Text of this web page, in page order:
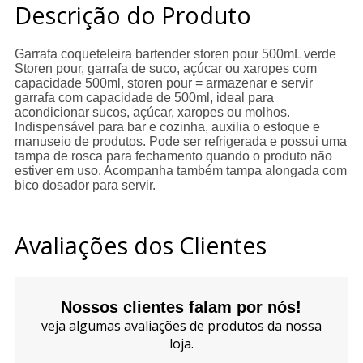
Descrição do Produto
Garrafa coqueteleira bartender storen pour 500mL verde
Storen pour, garrafa de suco, açúcar ou xaropes com
capacidade 500ml, storen pour = armazenar e servir
garrafa com capacidade de 500ml, ideal para
acondicionar sucos, açúcar, xaropes ou molhos.
Indispensável para bar e cozinha, auxilia o estoque e
manuseio de produtos. Pode ser refrigerada e possui uma
tampa de rosca para fechamento quando o produto não
estiver em uso. Acompanha também tampa alongada com
bico dosador para servir.
Avaliações dos Clientes
Nossos clientes falam por nós!
veja algumas avaliações de produtos da nossa
loja.